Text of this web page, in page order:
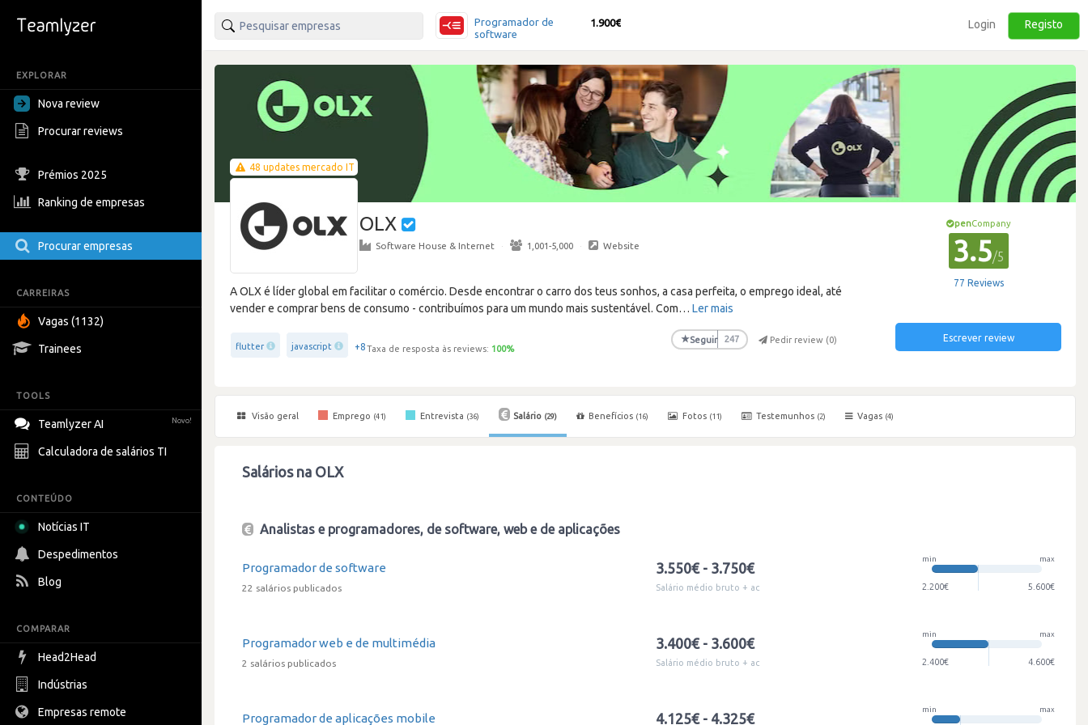
EXPLORAR
Nova review
Procurar reviews
Prémios 2025
Ranking de empresas
Procurar empresas
CARREIRAS
Vagas (1132)
Trainees
TOOLS
Teamlyzer AI Novo!
Calculadora de salários TI
CONTEÚDO
Notícias IT
Despedimentos
Blog
COMPARAR
Head2Head
Indústrias
Empresas remote
Programador de
software
1.900€ Login Registo
48 updates mercado IT
OLX
Software House & Internet · 1,001-5,000 · Website
A OLX é líder global em facilitar o comércio. Desde encontrar o carro dos teus sonhos, a casa perfeita, o emprego ideal, até
vender e comprar bens de consumo - contribuímos para um mundo mais sustentável. Com… Ler mais
flutter javascript +8Taxa de resposta às reviews: 100%
★Seguir 247 Pedir review (0)
penCompany
3.5/5
77 Reviews
Escrever review
Visão geral Emprego (41) Entrevista (36) Salário (29) Benefícios (16) Fotos (11) Testemunhos (2) Vagas (4)
Salários na OLX
Analistas e programadores, de software, web e de aplicações
Programador de software
22 salários publicados
3.550€ - 3.750€
Salário médio bruto + ac
min max
2.200€ 5.600€
Programador web e de multimédia
2 salários publicados
3.400€ - 3.600€
Salário médio bruto + ac
min max
2.400€ 4.600€
Programador de aplicações mobile 4.125€ - 4.325€
min max